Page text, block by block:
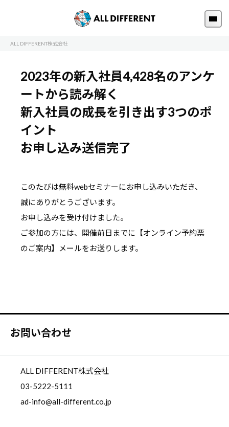
ALL DIFFERENT株式会社
2023年の新入社員4,428名のアンケ
ートから読み解く
新入社員の成長を引き出す3つのポ
イント
お申し込み送信完了
このたびは無料webセミナーにお申し込みいただき、
誠にありがとうございます。
お申し込みを受け付けました。
ご参加の方には、開催前日までに【オンライン予約票
のご案内】メールをお送りします。
お問い合わせ
ALL DIFFERENT株式会社
03-5222-5111
ad-info@all-different.co.jp